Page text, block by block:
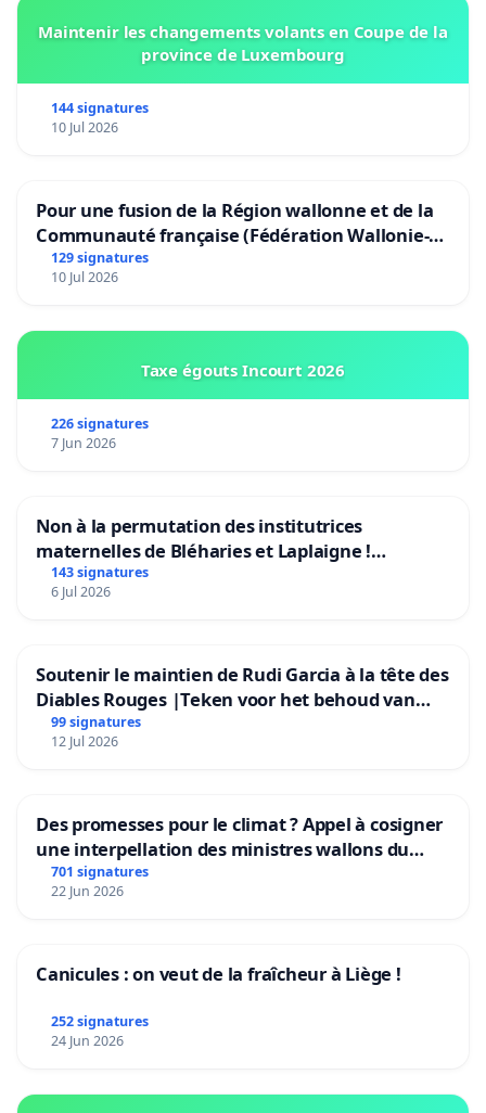
Maintenir les changements volants en Coupe de la
province de Luxembourg
144 signatures
10 Jul 2026
Pour une fusion de la Région wallonne et de la
Communauté française (Fédération Wallonie-
Bruxelles)
129 signatures
10 Jul 2026
Taxe égouts Incourt 2026
226 signatures
7 Jun 2026
Non à la permutation des institutrices
maternelles de Bléharies et Laplaigne !
Préservons la stabilité de nos enfants.
143 signatures
6 Jul 2026
Soutenir le maintien de Rudi Garcia à la tête des
Diables Rouges |Teken voor het behoud van
Rudi Garcia als bondscoach
99 signatures
12 Jul 2026
Des promesses pour le climat ? Appel à cosigner
une interpellation des ministres wallons du
climat et de l’environnement.
701 signatures
22 Jun 2026
Canicules : on veut de la fraîcheur à Liège !
252 signatures
24 Jun 2026